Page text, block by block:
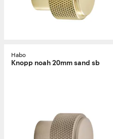
Habo
Knopp noah 20mm sand sb